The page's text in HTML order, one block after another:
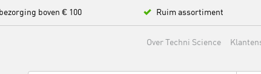
boven € 100 Ruim assortiment
Over Techni Science